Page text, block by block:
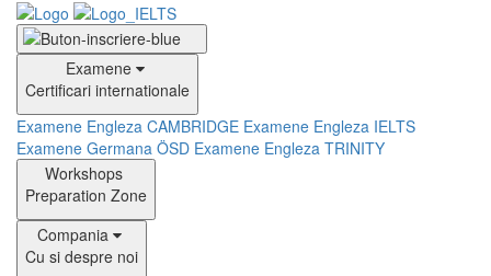
Examene
Certificari internationale
Examene Engleza CAMBRIDGE Examene Engleza IELTS
Examene Germana ÖSD Examene Engleza TRINITY
Workshops
Preparation Zone
Compania
Cu si despre noi